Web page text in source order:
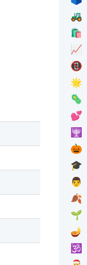
🚜
🛍️
📈
📵
🌟
🦠
💕
🕎
🎃
🎓
👨
🍂
🌱
🪔
🕉️